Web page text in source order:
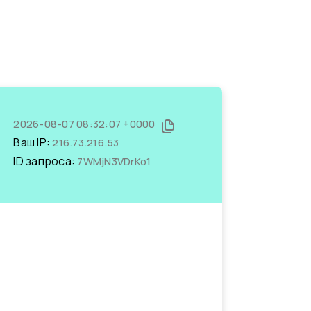
2026-08-07 08:32:07 +0000
Ваш IP:216.73.216.53
ID запроса: 7WMjN3VDrKo1